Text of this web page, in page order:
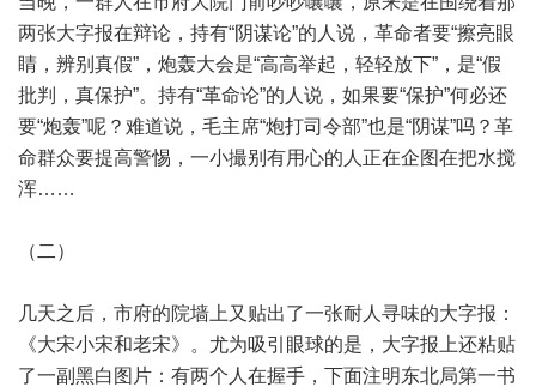
两张大字报在辩论，持有“阴谋论”的人说，革命者要“擦亮眼
睛，辨别真假”，炮轰大会是“高高举起，轻轻放下”，是“假
批判，真保护”。持有“革命论”的人说，如果要“保护”何必还
要“炮轰”呢？难道说，毛主席“炮打司令部”也是“阴谋”吗？革
命群众要提高警惕，一小撮别有用心的人正在企图在把水搅
浑……
（二）
几天之后，市府的院墙上又贴出了一张耐人寻味的大字报：
《大宋小宋和老宋》。尤为吸引眼球的是，大字报上还粘贴
了一副黑白图片：有两个人在握手，下面注明东北局第一书